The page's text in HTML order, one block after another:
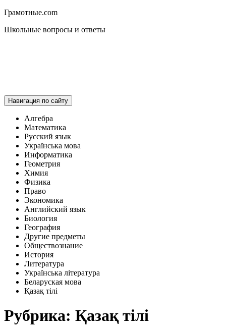
Грамотные.com
Школьные вопросы и ответы
Навигация по сайту
Алгебра
Математика
Русский язык
Українська мова
Информатика
Геометрия
Химия
Физика
Право
Экономика
Английский язык
Биология
География
Другие предметы
Обществознание
История
Литература
Українська література
Беларуская мова
Қазақ тiлi
Рубрика: Қазақ тiлi